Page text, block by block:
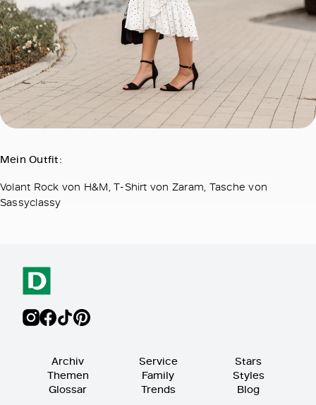
Mein Outfit:
Volant Rock von H&M, T-Shirt von Zaram, Tasche von
Sassyclassy
Archiv
Themen
Glossar
Service
Family
Trends
Stars
Styles
Blog